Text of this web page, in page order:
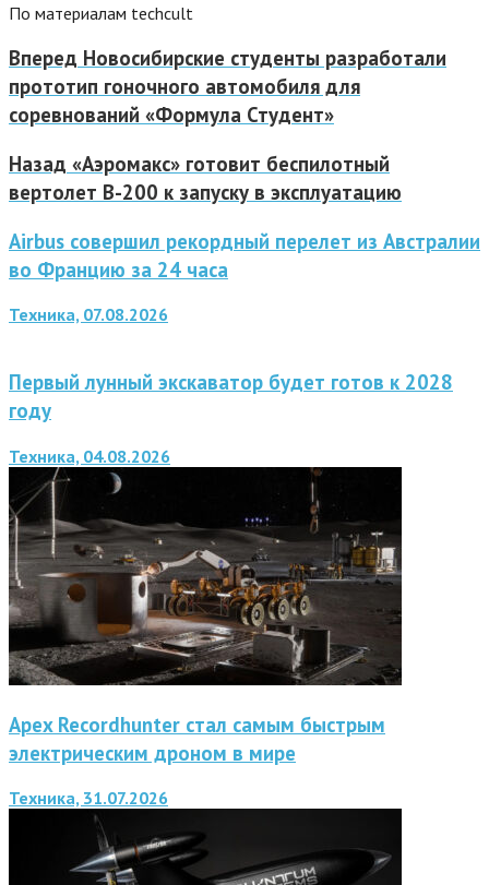
По материалам techcult
Вперед Новосибирские студенты разработали
прототип гоночного автомобиля для
соревнований «Формула Студент»
Назад «Аэромакс» готовит беспилотный
вертолет В-200 к запуску в эксплуатацию
Airbus совершил рекордный перелет из Австралии
во Францию за 24 часа
Техника, 07.08.2026
Первый лунный экскаватор будет готов к 2028
году
Техника, 04.08.2026
Apex Recordhunter стал самым быстрым
электрическим дроном в мире
Техника, 31.07.2026